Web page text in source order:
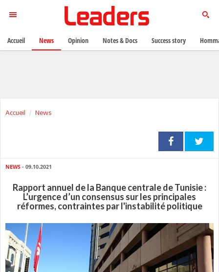
Accueil News
NEWS - 09.10.2021
Rapport annuel de la Banque centrale de Tunisie :
L’urgence d’un consensus sur les principales
réformes, contraintes par l'instabilité politique
Accueil News Opinion Notes & Docs Success story